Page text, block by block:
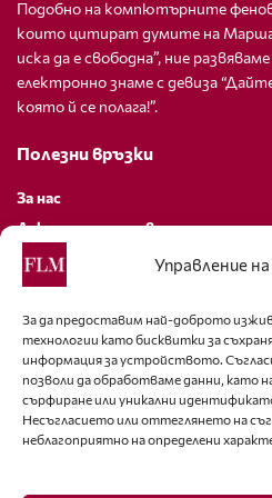
Управление на
За да предоставим най-доброто
технологии като бисквитки за
информация за устройството.
позволи да обработваме данни, като
сърфиране или уникални
Несъгласието или оттеглянето на
неблагоприятно на определени
Подобно на компютърните
които цитират думите на
иска да е свободна”, ние
електронно знаме с девиза
която й се полага!”.
Полезни връзки
За нас
Декларация за поверителност
Политика за бисквитки
За контакти
editor@fashion-lifestyle.net
+359 88 227 33 47
Последвайте ни
Facebook